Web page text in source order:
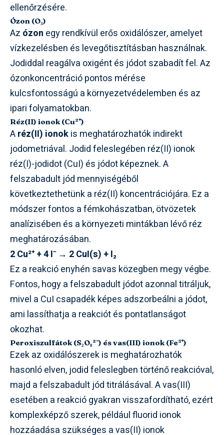
ellenőrzésére.
Ózon (O₃)
Az ózon egy rendkívül erős oxidálószer, amelyet
vízkezelésben és levegőtisztításban használnak.
Jodiddal reagálva oxigént és jódot szabadít fel. Az
ózonkoncentráció pontos mérése
kulcsfontosságú a környezetvédelemben és az
ipari folyamatokban.
Réz(II) ionok (Cu²⁺)
Aréz(II) ionokis meghatározhatók indirekt
jodometriával. Jodid feleslegében réz(II) ionok
réz(I)-jodidot (CuI) és jódot képeznek. A
felszabadult jód mennyiségéből
következtethetünk a réz(II) koncentrációjára. Ez a
módszer fontos a fémkohászatban, ötvözetek
analízisében és a környezeti mintákban lévő réz
meghatározásában.
2 Cu²⁺ + 4 I⁻ → 2 CuI(s) + I₂
Ez a reakció enyhén savas közegben megy végbe.
Fontos, hogy a felszabadult jódot azonnal titráljuk,
mivel a CuI csapadék képes adszorbeálni a jódot,
ami lassíthatja a reakciót és pontatlanságot
okozhat.
Peroxiszulfátok (S₂O₈²⁻) és vas(III) ionok (Fe³⁺)
Ezek az oxidálószerek is meghatározhatók
hasonló elven, jodid feleslegben történő reakcióval,
majd a felszabadult jód titrálásával. A vas(III)
esetében a reakció gyakran visszafordítható, ezért
komplexképző szerek, például fluorid ionok
hozzáadása szükséges a vas(II) ionok